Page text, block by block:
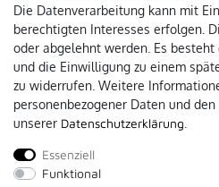
Die Datenverarbeitung kann mit
berechtigten Interesses erfolgen.
oder abgelehnt werden. Es
und die Einwilligung zu einem
zu widerrufen. Weitere
personenbezogener Daten und
unserer Daten­schutz­erklärung
Essenziell
Funktional